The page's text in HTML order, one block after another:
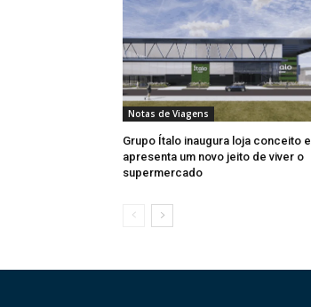
Notas de Viagens
Grupo Ítalo inaugura loja conceito e
apresenta um novo jeito de viver o
supermercado